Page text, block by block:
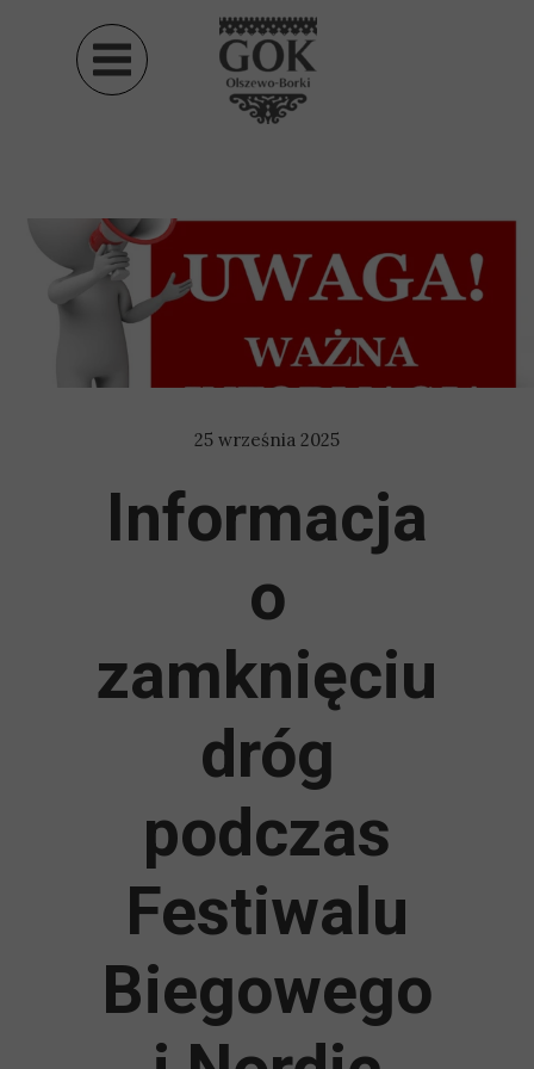
25 września 2025
Informacja
o
zamknięciu
dróg
podczas
Festiwalu
Biegowego